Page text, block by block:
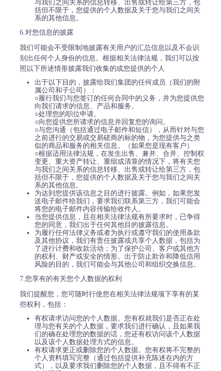
与我们之间关系的信息转移、出售或转让给第三方，包
括但不限于，您提供的个人数据及关于您与我们之间关
系的其他信息。
6.对您信息的披露
我们可能会不受限制地披露有关用户的汇总信息以及不会识
别出任何个人身份的信息。根据相关法律法规，我们可以按
照以下所述情形披露我们收集的或您提供的个人
出于以下目的，披露给我们集团的任何成员（我们的附
属公司和子公司）：
○履行我们与您签订的任何合同中的义务，并为您提供您
向我们请求的信息、产品和服务。
○处理您的职位申请。
○向您提供您所请求的信息并回复您的询问。
○与您沟通（包括通过电子邮件和短信），从而针对与您
之前进行的交易或交易磋商的标的物，为您提供与之类
似的商品和服务的相关信息。（如果您是现有客户）
○根据适用法律法规，在发生出售、兼并、合并、控制权
变更、重大资产转让、重组或清算的情况下，将有关您
与我们之间关系的信息转移、出售或转让给第三方，包
括但不限于，您提供的个人数据及关于您与我们之间关
系的其他信息。
为达到您提供该信息之目的进行披露。例如，如果您发
送电子邮件给我们，要求我们联系第三方，我们可能会
将您的电子邮件内容传输给收件人。
当您提供信息，且在相关法律法规有所要求时，已争得
您的同意，我们出于任何其他目的披露信息。
为履行任何法律义务或者为执行或遵守我们的使用条款
及其他协议，我们有责任披露或共享个人数据，包括为
了进行计费和收款活动；为了保护公司、客户或其他方
的权利、财产或安全的情形。出于防止欺诈和降低信用
风险的目的，我们可能会与其他公司和组织交换信息。
7.您享有的有关您个人数据的权利
我们提醒您，您可随时行使您在相关法律法规项下享有的某
些权利，包括：
有权请求访问您的个人数据。您有权就我们是否正在处
理与您有关的个人数据，要求我们进行确认，且如果我
们的确在处理您的数据的话，您还有权访问该个人数据
以及该个人数据处理方式的信息。
有权请求更正或删除您的个人数据。您有权将不完整的
个人资料填写完整（通过包括提供补充陈述在内的方
式），以及要求我们删除您的个人数据，且不得有不正